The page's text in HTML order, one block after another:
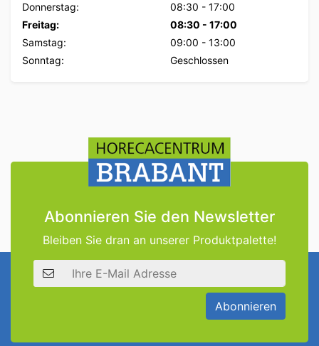
Donnerstag:
08:30 - 17:00
Freitag:
08:30 - 17:00
Samstag:
09:00 - 13:00
Sonntag:
Geschlossen
Abonnieren Sie den Newsletter
Bleiben Sie dran an unserer Produktpalette!
E-Mail Adresse
Abonnieren